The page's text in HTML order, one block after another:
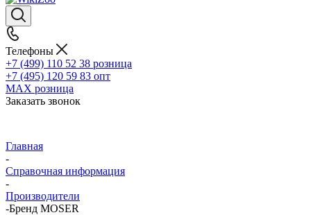
Телефоны
+7 (499) 110 52 38 розница
+7 (495) 120 59 83 опт
MAX розница
Заказать звонок
Главная
-
Справочная информация
-
Производители
-Бренд MOSER